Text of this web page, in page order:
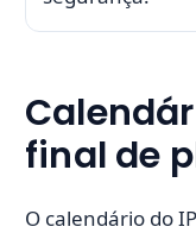
final de
O calendário do